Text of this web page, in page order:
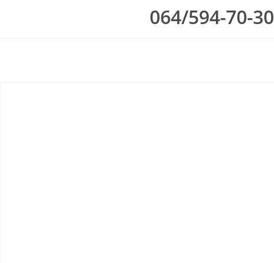
064/594-70-30